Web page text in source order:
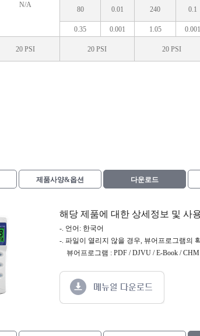
N/A
80 0.01 240 0.1
0.35 0.001 1.05 0.001
20 PSI 20 PSI 20 PSI
제품사양&옵션 다운로드
해당 제품에 대한 상세정보 및 사
-. 언어: 한국어
-. 파일이 열리지 않을 경우, 뷰어프로그램의
뷰어프로그램 : PDF / DJVU / E-Book /